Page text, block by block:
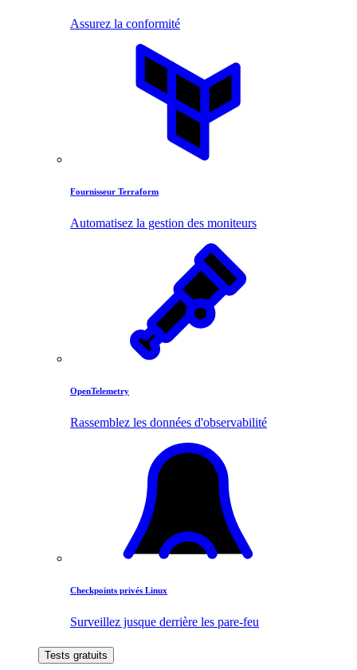
Assurez la conformité
Fournisseur Terraform
Automatisez la gestion des moniteurs
OpenTelemetry
Rassemblez les données d'observabilité
Checkpoints privés Linux
Surveillez jusque derrière les pare-feu
Tests gratuits